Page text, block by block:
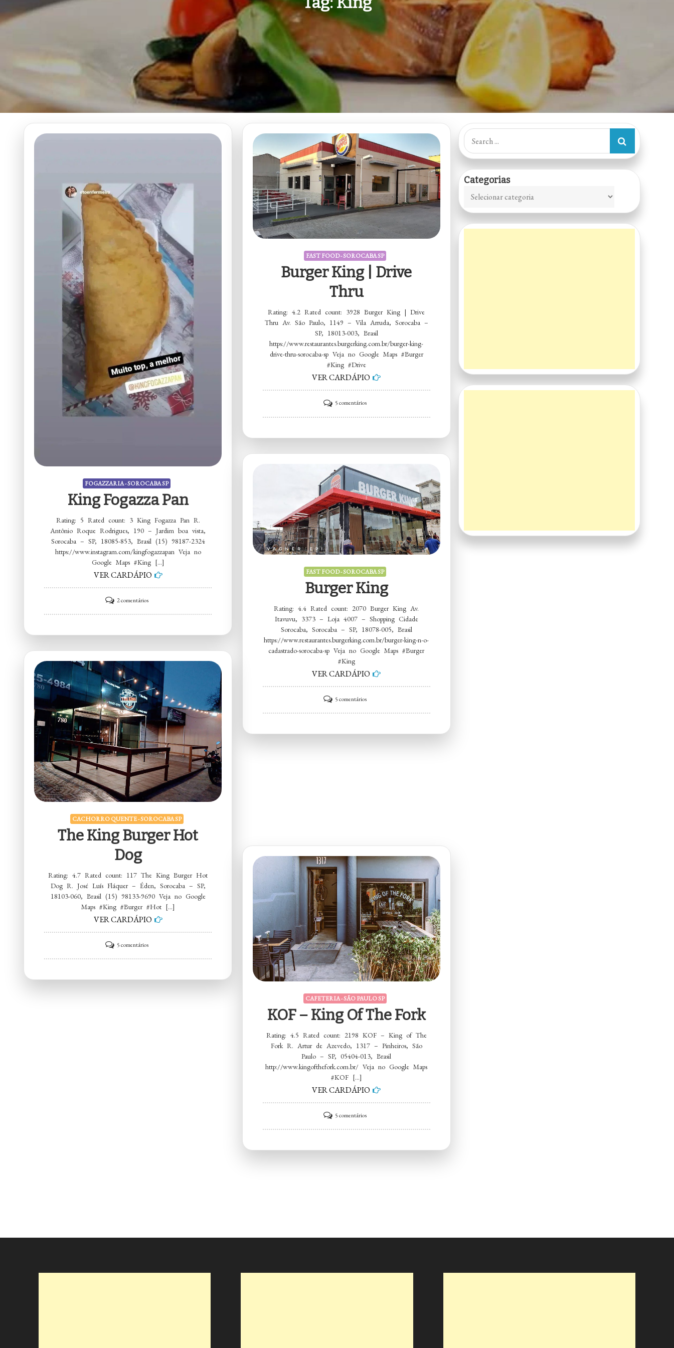
FOGAZZARIA - SOROCABA SP
King Fogazza Pan
Rating: 5 Rated count: 3 King Fogazza Pan R.
Antônio Roque Rodrigues, 190 – Jardim boa vista,
Sorocaba – SP, 18085-853, Brasil (15) 98187-2324
https://www.instagram.com/kingfogazzapan Veja no
Google Maps #King […]
VER CARDÁPIO
2 comentáriosem
King
FAST FOOD - SOROCABA SP
Burger King | Drive
Thru
Rating: 4.2 Rated count: 3928 Burger King | Drive
Thru Av. São Paulo, 1149 – Vila Arruda, Sorocaba –
SP, 18013-003, Brasil
https://www.restaurantes.burgerking.com.br/burger-king-
drive-thru-sorocaba-sp Veja no Google Maps #Burger
#King #Drive
VER CARDÁPIO
5 comentáriosem
Burger
Thru
FAST FOOD - SOROCABA SP
Burger King
Rating: 4.4 Rated count: 2070 Burger King Av.
Itavuvu, 3373 – Loja 4007 – Shopping Cidade
Sorocaba, Sorocaba – SP, 18078-005, Brasil
https://www.restaurantes.burgerking.com.br/burger-king-n-o-
cadastrado-sorocaba-sp Veja no Google Maps #Burger
#King
VER CARDÁPIO
5 comentáriosem
Burger
CACHORRO QUENTE - SOROCABA SP
The King Burger Hot
Dog
Rating: 4.7 Rated count: 117 The King Burger Hot
Dog R. José Luís Fláquer – Éden, Sorocaba – SP,
18103-060, Brasil (15) 98133-9690 Veja no Google
Maps #King #Burger #Hot […]
VER CARDÁPIO
5 comentáriosem
The
CAFETERIA - SÃO PAULO SP
KOF – King Of The Fork
Rating: 4.5 Rated count: 2198 KOF – King of The
Fork R. Artur de Azevedo, 1317 – Pinheiros, São
Paulo – SP, 05404-013, Brasil
http://www.kingofthefork.com.br/ Veja no Google Maps
#KOF […]
VER CARDÁPIO
5 comentáriosem
KOF
Search
for:
Categorias
Categorias